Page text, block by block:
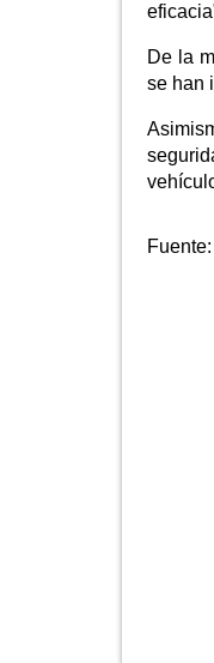
De la
se han
Fuente: